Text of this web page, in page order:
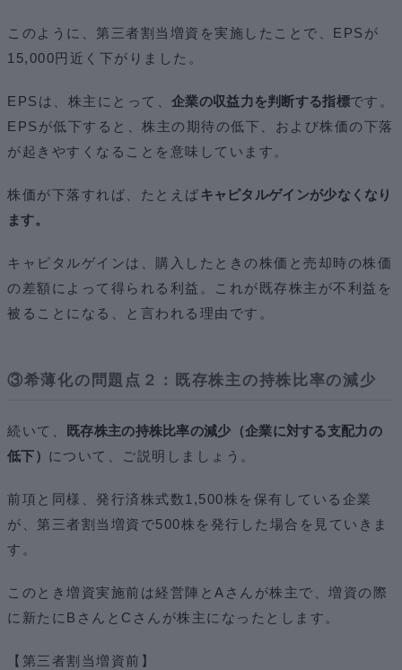
このように、第三者割当増資を実施したことで、EPSが
15,000円近く下がりました。
EPSは、株主にとって、 企業の収益力を判断する指標です。
EPSが低下すると、株主の期待の低下、および株価の下落
が起きやすくなることを意味しています。
株価が下落すれば、たとえばキャピタルゲインが少なくなり
ます。
キャピタルゲインは、購入したときの株価と売却時の株価
の差額によって得られる利益。これが既存株主が不利益を
被ることになる、と言われる理由です。
③希薄化の問題点２：既存株主の持株比率の減少
続いて、
既存株主の持株比率の減少（企業に対する支配力の
低下） について、ご説明しましょう。
前項と同様、発行済株式数1,500株を保有している企業
が、第三者割当増資で500株を発行した場合を見ていきま
す。
このとき増資実施前は経営陣とAさんが株主で、増資の際
に新たにBさんとCさんが株主になったとします。
【第三者割当増資前】